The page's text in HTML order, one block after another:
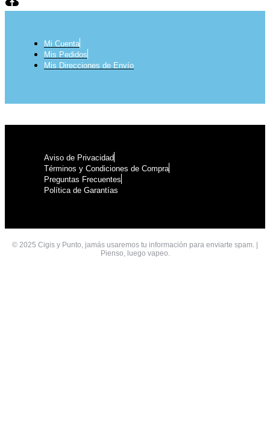
Mi Cuenta
Mis Pedidos
Mis Direcciones de Envío
Aviso de Privacidad
Términos y Condiciones de Compra
Preguntas Frecuentes
Política de Garantías
© 2025 Cigis y Punto, jamás usaremos tu información para enviarte spam. |
Pienso, luego vapeo.